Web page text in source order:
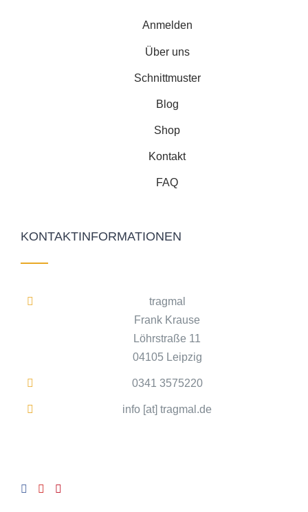
Anmelden
Über uns
Schnittmuster
Blog
Shop
Kontakt
FAQ
KONTAKTINFORMATIONEN
tragmal
Frank Krause
Löhrstraße 11
04105 Leipzig
0341 3575220
info [at] tragmal.de